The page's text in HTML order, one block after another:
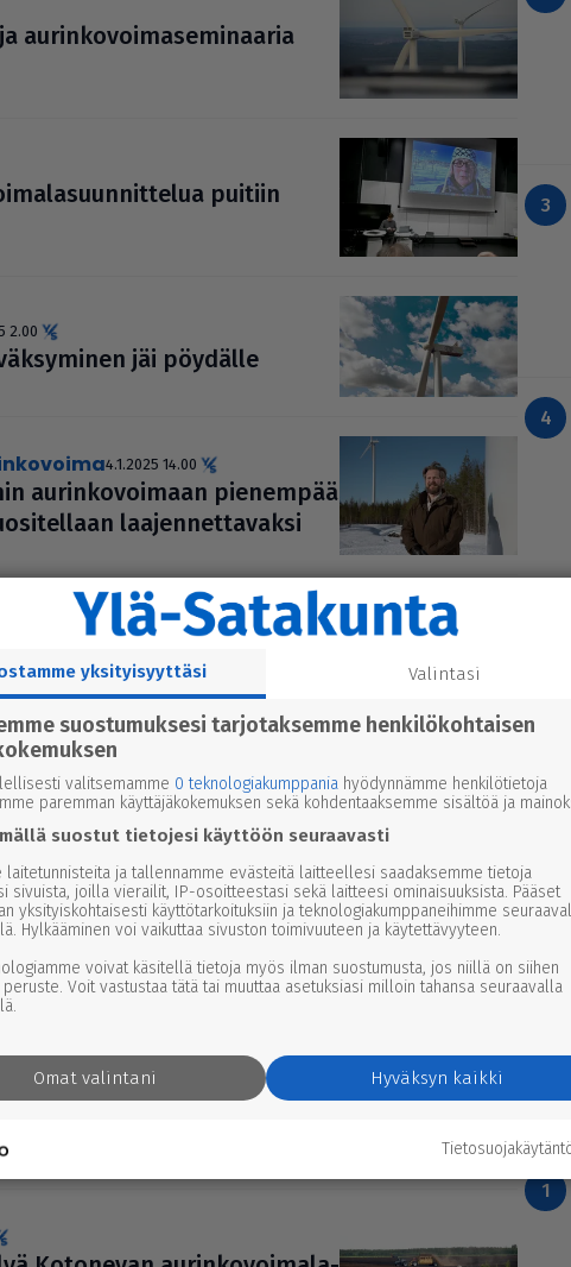
aurin­ko­voi­ma­se­mi­naa­ria
puitiin
2.00
jäi pöydälle
4.1.2025 14.00
aurin­ko­voi­maan pienempää
laa­jen­net­ta­vaksi
yva-prosessia
Kihniön Aito­
tulossa Karvian suurin tuu­li­
toiveita kohtaan
yksityisyyttäsi Valintasi
suostumuksesi tarjotaksemme henkilökohtaisen
valitsemamme 0 teknologiakumppania hyödynnämme henkilötietoja
paremman käyttäjäkokemuksen sekä kohdentaaksemme sisältöä ja
suostut tietojesi käyttöön seuraavasti
laitetunnisteita ja tallennamme evästeitä laitteellesi saadaksemme tietoja
sivuista, joilla vierailit, IP-osoitteestasi sekä laitteesi ominaisuuksista. Pääset
yksityiskohtaisesti käyttötarkoituksiin ja teknologiakumppaneihimme
Hylkääminen voi vaikuttaa sivuston toimivuuteen ja käytettävyyteen.
voivat käsitellä tietoja myös ilman suostumusta, jos niillä on siihen
Voit vastustaa tätä tai muuttaa asetuksiasi milloin tahansa seuraavalla
Hyväksyn kaikki
Omat valintani